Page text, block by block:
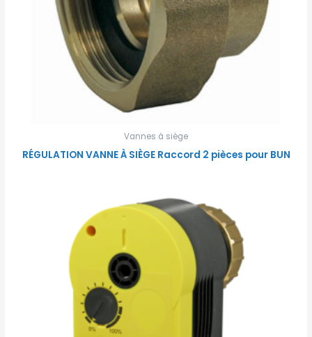
Vannes à siège
RÉGULATION VANNE À SIÈGE Raccord 2 pièces pour BUN